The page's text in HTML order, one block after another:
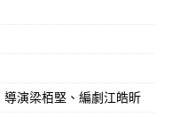
演梁栢堅、編劇江皓昕